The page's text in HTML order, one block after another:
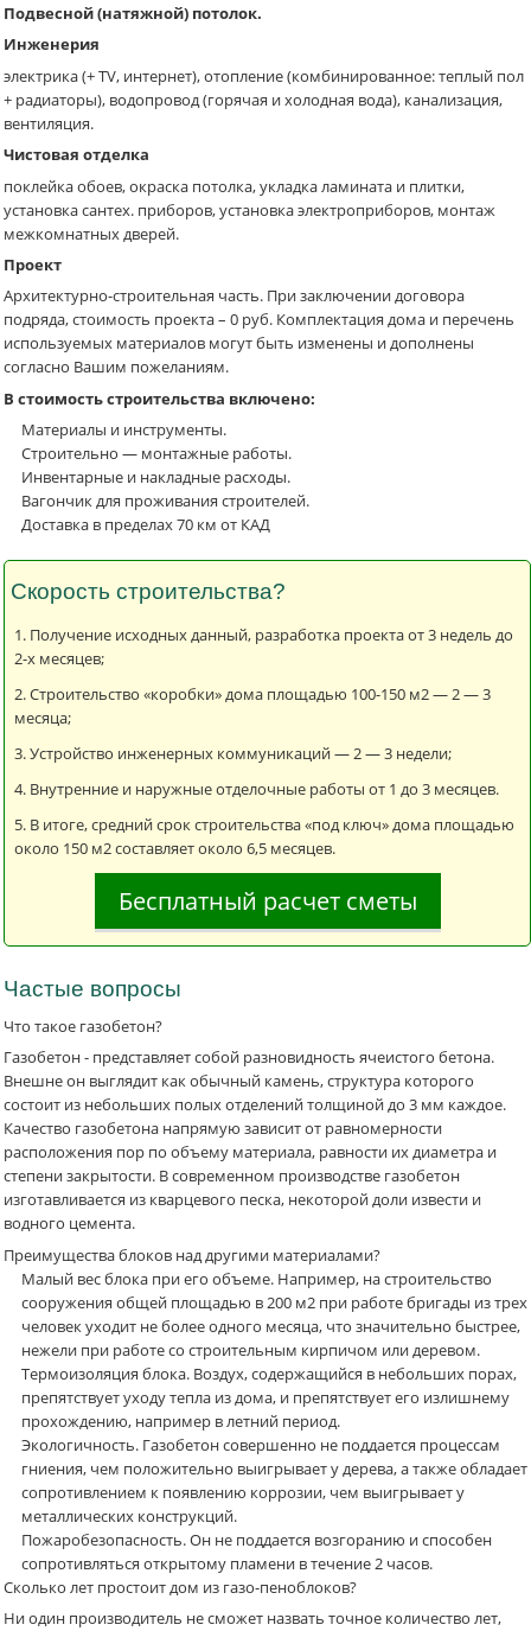
Подвесной (натяжной) потолок.
Инженерия
электрика (+ TV, интернет), отопление (комбинированное: теплый пол
+ радиаторы), водопровод (горячая и холодная вода), канализация,
вентиляция.
Чистовая отделка
поклейка обоев, окраска потолка, укладка ламината и плитки,
установка сантех. приборов, установка электроприборов, монтаж
межкомнатных дверей.
Проект
Архитектурно-строительная часть. При заключении договора
подряда, стоимость проекта – 0 руб. Комплектация дома и перечень
используемых материалов могут быть изменены и дополнены
согласно Вашим пожеланиям.
В стоимость строительства включено:
Материалы и инструменты.
Cтроительно — монтажные работы.
Инвентарные и накладные расходы.
Вагончик для проживания строителей.
Доставка в пределах 70 км от КАД
Скорость строительства?
Получение исходных данный, разработка проекта от 3 недель до
2-х месяцев;
Строительство «коробки» дома площадью 100-150 м2 — 2 — 3
месяца;
Устройство инженерных коммуникаций — 2 — 3 недели;
Внутренние и наружные отделочные работы от 1 до 3 месяцев.
В итоге, средний срок строительства «под ключ» дома площадью
около 150 м2 составляет около 6,5 месяцев.
Бесплатный расчет сметы
Частые вопросы
Что такое газобетон?
Газобетон - представляет собой разновидность ячеистого бетона.
Внешне он выглядит как обычный камень, структура которого
состоит из небольших полых отделений толщиной до 3 мм каждое.
Качество газобетона напрямую зависит от равномерности
расположения пор по объему материала, равности их диаметра и
степени закрытости. В современном производстве газобетон
изготавливается из кварцевого песка, некоторой доли извести и
водного цемента.
Преимущества блоков над другими материалами?
Малый вес блока при его объеме. Например, на строительство
сооружения общей площадью в 200 м2 при работе бригады из трех
человек уходит не более одного месяца, что значительно быстрее,
нежели при работе со строительным кирпичом или деревом.
Термоизоляция блока. Воздух, содержащийся в небольших порах,
препятствует уходу тепла из дома, и препятствует его излишнему
прохождению, например в летний период.
Экологичность. Газобетон совершенно не поддается процессам
гниения, чем положительно выигрывает у дерева, а также обладает
сопротивлением к появлению коррозии, чем выигрывает у
металлических конструкций.
Пожаробезопасность. Он не поддается возгоранию и способен
сопротивляться открытому пламени в течение 2 часов.
Сколько лет простоит дом из газо-пеноблоков?
Ни один производитель не сможет назвать точное количество лет,